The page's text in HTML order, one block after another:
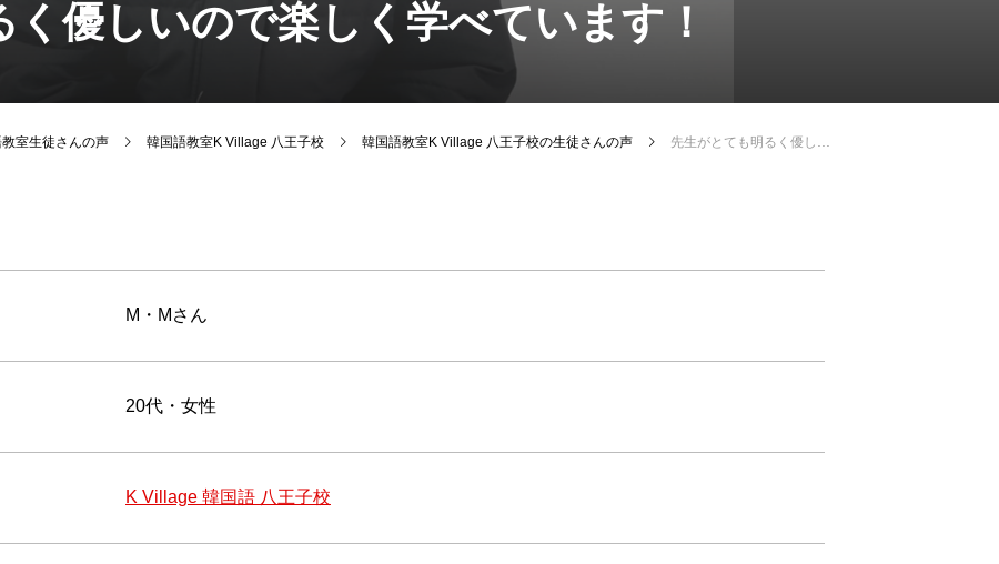
優しいので楽しく学べています！
室生徒さんの声 韓国語教室K Village 八王子校 韓国語教室K Village 八王子校の生徒さんの声 先生がとても明るく優しいので楽しく学べています！
M・Mさん
20代・女性
K Village 韓国語 八王子校